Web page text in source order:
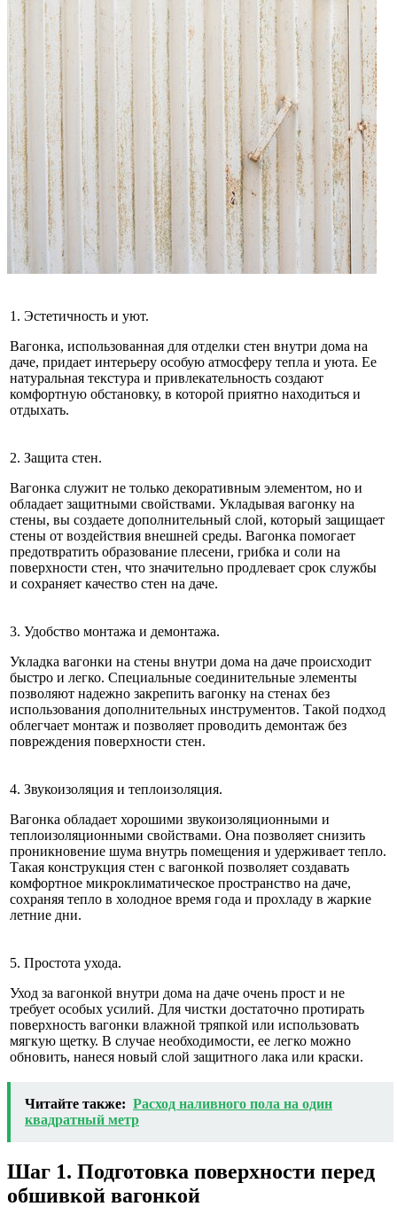
1. Эстетичность и уют.
Вагонка, использованная для отделки стен внутри дома на
даче, придает интерьеру особую атмосферу тепла и уюта. Ее
натуральная текстура и привлекательность создают
комфортную обстановку, в которой приятно находиться и
отдыхать.
2. Защита стен.
Вагонка служит не только декоративным элементом, но и
обладает защитными свойствами. Укладывая вагонку на
стены, вы создаете дополнительный слой, который защищает
стены от воздействия внешней среды. Вагонка помогает
предотвратить образование плесени, грибка и соли на
поверхности стен, что значительно продлевает срок службы
и сохраняет качество стен на даче.
3. Удобство монтажа и демонтажа.
Укладка вагонки на стены внутри дома на даче происходит
быстро и легко. Специальные соединительные элементы
позволяют надежно закрепить вагонку на стенах без
использования дополнительных инструментов. Такой подход
облегчает монтаж и позволяет проводить демонтаж без
повреждения поверхности стен.
4. Звукоизоляция и теплоизоляция.
Вагонка обладает хорошими звукоизоляционными и
теплоизоляционными свойствами. Она позволяет снизить
проникновение шума внутрь помещения и удерживает тепло.
Такая конструкция стен с вагонкой позволяет создавать
комфортное микроклиматическое пространство на даче,
сохраняя тепло в холодное время года и прохладу в жаркие
летние дни.
5. Простота ухода.
Уход за вагонкой внутри дома на даче очень прост и не
требует особых усилий. Для чистки достаточно протирать
поверхность вагонки влажной тряпкой или использовать
мягкую щетку. В случае необходимости, ее легко можно
обновить, нанеся новый слой защитного лака или краски.
Читайте также: Расход наливного пола на один
квадратный метр
Шаг 1. Подготовка поверхности перед
обшивкой вагонкой